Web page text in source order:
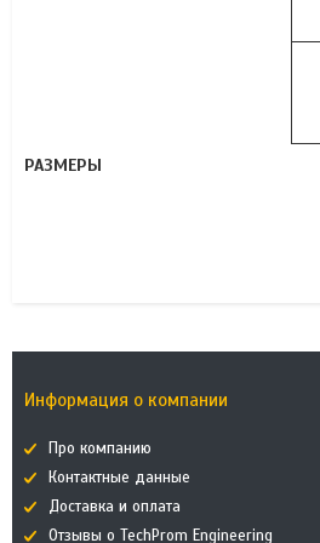
РАЗМЕРЫ
Информация о компании
Про компанию
Контактные данные
Доставка и оплата
Отзывы о TechProm Engineering